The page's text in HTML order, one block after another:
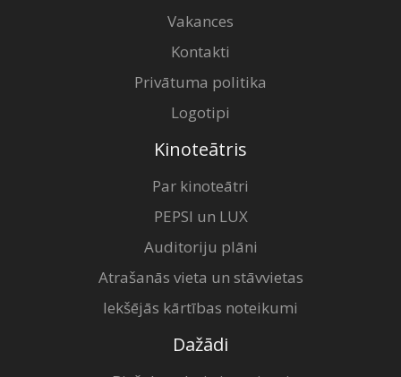
Vakances
Kontakti
Privātuma politika
Logotipi
Kinoteātris
Par kinoteātri
PEPSI un LUX
Auditoriju plāni
Atrašanās vieta un stāvvietas
Iekšējās kārtības noteikumi
Dažādi